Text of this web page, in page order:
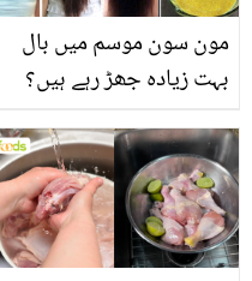
مون سون موسم میں بال
بہت زیادہ جھڑ رہے ہیں؟
بنانے کے چند قدرتی طریقے